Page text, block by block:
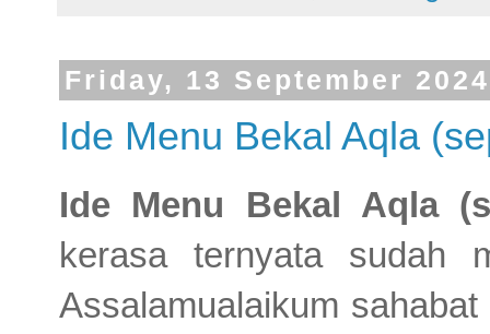
Friday, 13 September 2024
Ide Menu Bekal Aqla
Ide Menu Bekal Aqla
kerasa ternyata sudah
Assalamualaikum